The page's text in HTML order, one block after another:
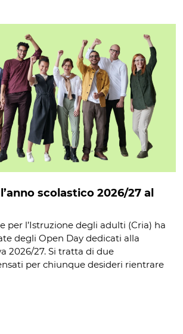
scolastico 2026/27 al
per l’Istruzione degli adulti (Cria) ha
degli Open Day dedicati alla
2026/27. Si tratta di due
per chiunque desideri rientrare